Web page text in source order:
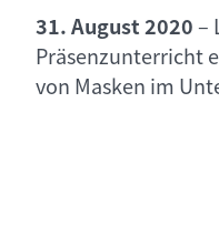
31. August 2020–
Präsenzunterricht
von Masken im